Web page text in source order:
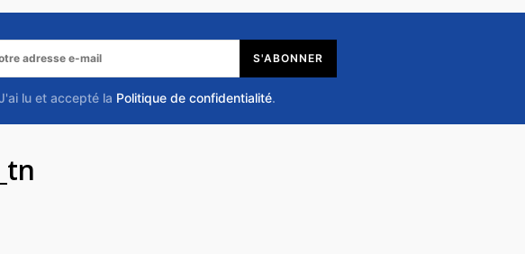
S'ABONNER
lu et accepté la Politique de confidentialité.